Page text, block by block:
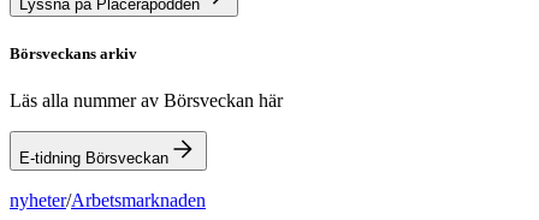
Lyssna på Placerapodden
Börsveckans arkiv
Läs alla nummer av Börsveckan här
E-tidning Börsveckan
nyheter/Arbetsmarknaden